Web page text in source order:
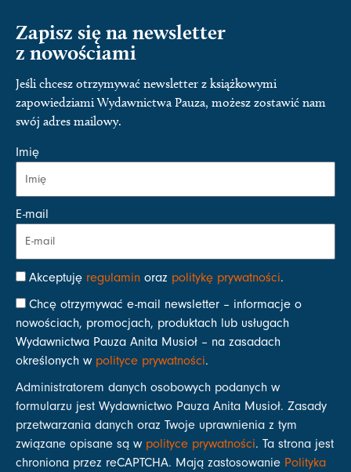
Zapisz się na newsletter
z nowościami
Jeśli chcesz otrzymywać newsletter z książkowymi
zapowiedziami Wydawnictwa Pauza, możesz zostawić nam
swój adres mailowy.
Imię
E-mail
Akceptuję regulamin oraz politykę prywatności.
Chcę otrzymywać e-mail newsletter – informacje o
nowościach, promocjach, produktach lub usługach
Wydawnictwa Pauza Anita Musioł – na zasadach
określonych w polityce prywatności.
Administratorem danych osobowych podanych w
formularzu jest Wydawnictwo Pauza Anita Musioł. Zasady
przetwarzania danych oraz Twoje uprawnienia z tym
związane opisane są w polityce prywatności. Ta strona jest
chroniona przez reCAPTCHA. Mają zastosowanie Polityka